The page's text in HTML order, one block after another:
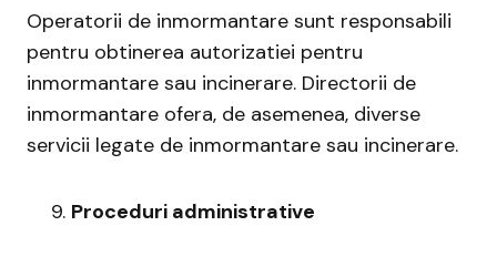
Operatorii de inmormantare sunt responsabili
pentru obtinerea autorizatiei pentru
inmormantare sau incinerare. Directorii de
inmormantare ofera, de asemenea, diverse
servicii legate de inmormantare sau incinerare.
Proceduri administrative